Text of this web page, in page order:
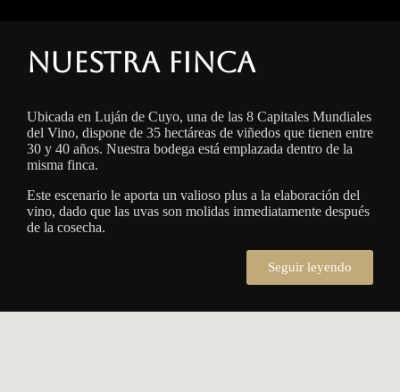
Nuestra finca
Ubicada en Luján de Cuyo, una de las 8 Capitales Mundiales
del Vino, dispone de 35 hectáreas de viñedos que tienen entre
30 y 40 años. Nuestra bodega está emplazada dentro de la
misma finca.
Este escenario le aporta un valioso plus a la elaboración del
vino, dado que las uvas son molidas inmediatamente después
de la cosecha.
Seguir leyendo